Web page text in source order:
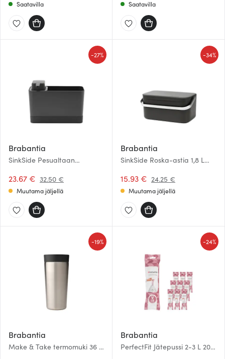
Saatavilla Saatavilla
Brabantia
SinkSide Pesualtaan
saippuapumppu
Tummanharmaa
23.67 € 32.50 €
-27%
Muutama jäljellä
Brabantia
SinkSide Roska-astia 1,8 L
15.93 € 24.25 €
-34%
Muutama jäljellä
Brabantia
Make & Take termomuki 36 cl
-19%
Brabantia
PerfectFit Jätepussi 2-3 L 200
-24%